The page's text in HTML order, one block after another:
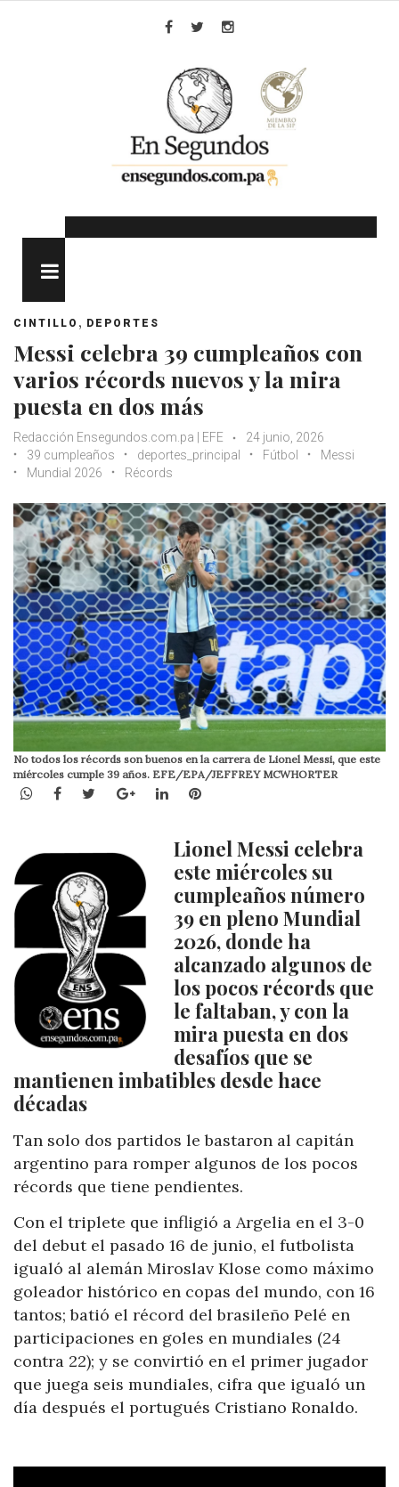
CINTILLO , DEPORTES
Messi celebra 39 cumpleaños con
varios récords nuevos y la mira
puesta en dos más
Redacción Ensegundos.com.pa | EFE
24 junio, 2026
39 cumpleaños
deportes_principal Fútbol
Messi
Mundial 2026
Récords
No todos los récords son buenos en la carrera de Lionel Messi, que este
miércoles cumple 39 años. EFE/EPA/JEFFREY MCWHORTER
WhatsApp
Facebook
TwitterGoogle+LinkedInPinterest
Lionel Messi celebra
este miércoles su
cumpleaños número
39 en pleno Mundial
2026, donde ha
alcanzado algunos de
los pocos récords que
le faltaban, y con la
mira puesta en dos
desafíos que se
mantienen imbatibles desde hace
décadas
Tan solo dos partidos le bastaron al capitán
argentino para romper algunos de los pocos
récords que tiene pendientes.
Con el triplete que infligió a Argelia en el 3-0
del debut el pasado 16 de junio, el futbolista
igualó al alemán Miroslav Klose como máximo
goleador histórico en copas del mundo, con 16
tantos; batió el récord del brasileño Pelé en
participaciones en goles en mundiales (24
contra 22); y se convirtió en el primer jugador
que juega seis mundiales, cifra que igualó un
día después el portugués Cristiano Ronaldo.